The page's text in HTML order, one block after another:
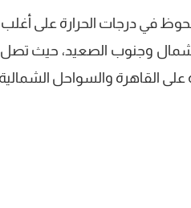
في درجات الحرارة على أغلب